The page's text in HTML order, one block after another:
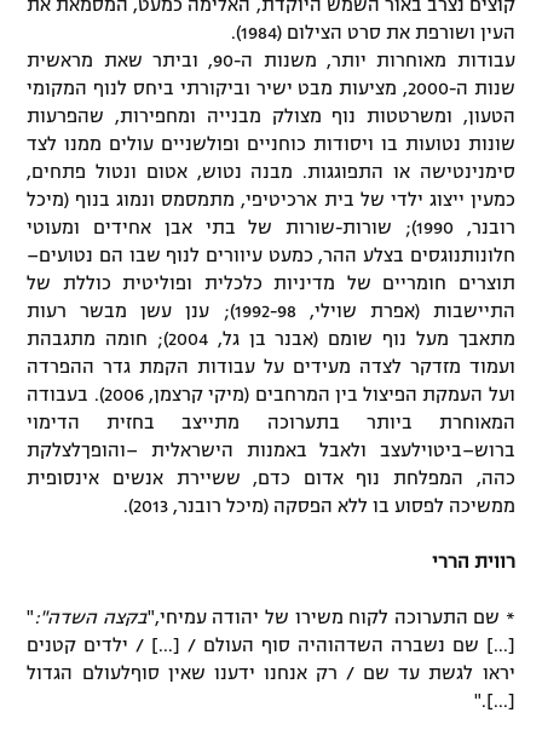
קוצים נצרב באור השמש היוקדת, האלימה כמעט, המסמאת את
העין ושורפת את סרט הצילום (1984).
עבודות מאוחרות יותר, משנות ה-90, וביתר שאת מראשית
שנות ה-2000, מציעות מבט ישיר וביקורתי ביחס לנוף המקומי
הטעון, ומשרטטות נוף מצולק מבנייה ומחפירות, שהפרעות
שונות נטועות בו ויסודות כוחניים ופולשניים עולים ממנו לצד
סימנינטישה או התפוגגות. מבנה נטוש, אטום ונטול פתחים,
כמעין ייצוג ילדי של בית ארכיטיפי, מתמסמס ונמוג בנוף (מיכל
רובנר, 1990); שורות-שורות של בתי אבן אחידים ומעוטי
חלונותנוגסים בצלע ההר, כמעט עיוורים לנוף שבו הם נטועים–
תוצרים חומריים של מדיניות כלכלית ופוליטית כוללת של
התיישבות (אפרת שוילי, 1992-98); ענן עשן מבשר רעות
מתאבך מעל נוף שומם (אבנר בן גל, 2004); חומה מתגבהת
ועמוד מזדקר לצדה מעידים על עבודות הקמת גדר ההפרדה
ועל העמקת הפיצול בין המרחבים (מיקי קרצמן, 2006). בעבודה
המאוחרת ביותר בתערוכה מתייצב בחזית הדימוי
ברוש–ביטוילעצב ולאבל באמנות הישראלית –והופךלצלקת
כהה, המפלחת נוף אדום כדם, ששיירת אנשים אינסופית
ממשיכה לפסוע בו ללא הפסקה (מיכל רובנר, 2013).
רווית הררי
* שם התערוכה לקוח משירו של יהודה עמיחי,"בקצה השדה":"
[...] שם נשברה השדהוהיה סוף העולם / [...] / ילדים קטנים
יראו לגשת עד שם / רק אנחנו ידענו שאין סוףלעולם הגדול
[...]."